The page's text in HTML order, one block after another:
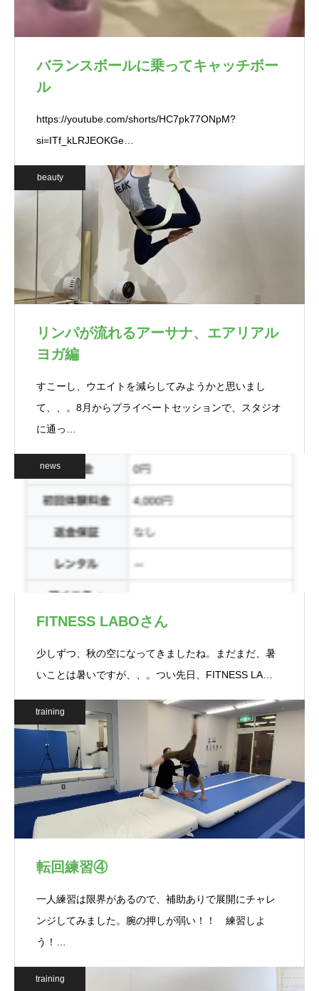
バランスボールに乗ってキャッチボー
ル
https://youtube.com/shorts/HC7pk77ONpM?
si=ITf_kLRJEOKGe…
beauty
リンパが流れるアーサナ、エアリアル
ヨガ編
すこーし、ウエイトを減らしてみようかと思いまし
て、、。8月からプライベートセッションで、スタジオ
に通っ…
news
FITNESS LABOさん
少しずつ、秋の空になってきましたね。まだまだ、暑
いことは暑いですが、、。つい先日、FITNESS LA…
training
転回練習④
一人練習は限界があるので、補助ありで展開にチャレ
ンジしてみました。腕の押しが弱い！！ 練習しよ
う！…
training